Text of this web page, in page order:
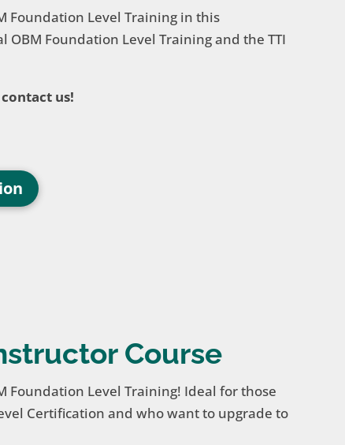
Foundation Level Training in this
Foundation Level Training and the TTI
us!
Course
Foundation Level Training! Ideal for those
Certification and who want to upgrade to